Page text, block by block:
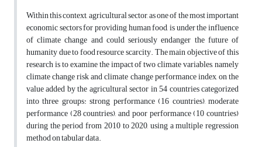
Within this context, agricultural sector, as one of the most important
economic sectors for providing human food, is under the influence
of climate change and could seriously endanger the future of
humanity due to food resource scarcity. The main objective of this
research is to examine the impact of two climate variables, namely
climate change risk and climate change performance index, on the
value added by the agricultural sector in 54 countries categorized
into three groups: strong performance (16 countries), moderate
performance (28 countries), and poor performance (10 countries)
during the period from 2010 to 2020, using a multiple regression
method on tabular data.